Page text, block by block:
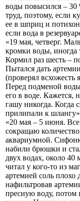
воды повысился – 30
труд, поэтому, если
ее в шприц и
если вода в
«19 мая, четверг.
кромки воды,
Кормил раз шесть –
Пытался дать
(проверял
Перед подменой
его в воде. Кажется,
гашу никогда. Когда
прилипали к
«20 мая – 5 июня.
сокращаю
аквариумной.
набили брюшки и
двух водах, около
читал у кого-то из
артемией соль плохо
нафильтровав
пресную воду, потом